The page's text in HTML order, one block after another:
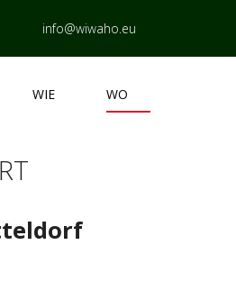
info@wiwaho.eu
WIE WO